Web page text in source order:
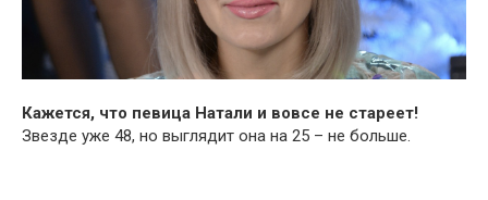
Кажется, что певица Натали и вовсе не стареет!
Звезде уже 48, но выглядит она на 25 – не больше.